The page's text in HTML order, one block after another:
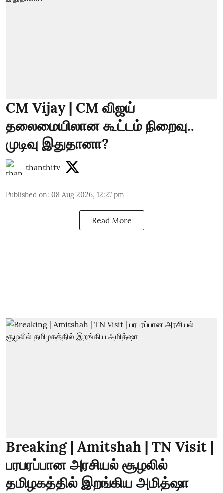
CM Vijay | CM விஜய்
தலைமையிலான கூட்டம் நிறைவு..
முடிவு இதுதானா?
thanthitv
Published on: 08 Aug 2026, 12:27 pm
Read More
Breaking | Amitshah | TN Visit |
பரபரப்பான அரசியல் சூழலில்
தமிழகத்தில் இறங்கிய அமித்ஷா